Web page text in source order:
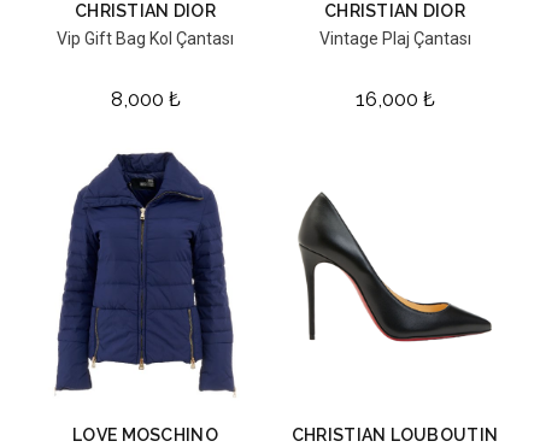
CHRISTIAN DIOR
Vip Gift Bag Kol Çantası
8,000 ₺
CHRISTIAN DIOR
Vintage Plaj Çantası
16,000 ₺
LOVE MOSCHINO CHRISTIAN LOUBOUTIN